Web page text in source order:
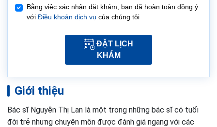
Giới thiệu
Bác sĩ Nguyễn Thị Lan là một trong những bác sĩ có tuổi
đời trẻ nhưng chuyên môn được đánh giá ngang với các
Bằng việc xác nhận đặt khám, bạn đã hoàn toàn đồng ý
với Điều khoản dịch vụ của chúng tôi
ĐẶT LỊCH
KHÁM